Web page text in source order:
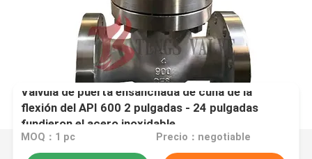
Válvula de puerta ensanchada de cuña de la
flexión del API 600 2 pulgadas - 24 pulgadas
fundieron el acero inoxidable
MOQ：1 pc Precio：negotiable